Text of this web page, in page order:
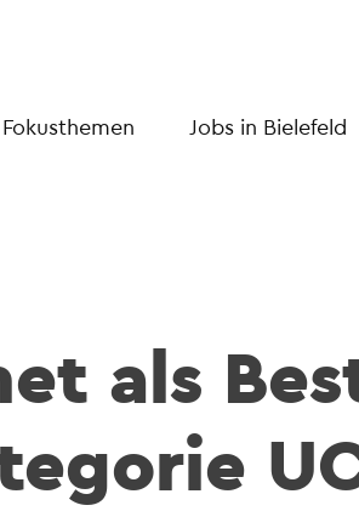
Fokusthemen Jobs in Bielefeld
als